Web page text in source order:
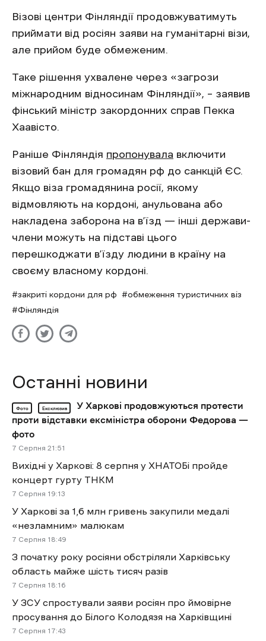
Візові центри Фінляндії продовжуватимуть
приймати від росіян заяви на гуманітарні візи,
але прийом буде обмеженим.
Таке рішення ухвалене через «загрози
міжнародним відносинам Фінляндії», – заявив
фінський міністр закордонних справ Пекка
Хаавісто.
Раніше Фінляндія пропонувала включити
візовий бан для громадян рф до санкцій ЄС.
Якщо віза громадянина росії, якому
відмовляють на кордоні, анульована або
накладена заборона на в’їзд — інші держави-
члени можуть на підставі цього
перешкоджати в’їзду людини в країну на
своєму власному кордоні.
закриті кордони для рф
обмеження туристичних віз
Фінляндія
Останні новини
Фото Ексклюзив
У Харкові продовжуються протести
проти відставки ексміністра оборони Федорова —
фото
7 Cерпня 21:51
Вихідні у Харкові: 8 серпня у ХНАТОБі пройде
концерт гурту ТНКМ
7 Cерпня 19:13
У Харкові за 1,6 млн гривень закупили медалі
«незламним» малюкам
7 Cерпня 18:49
З початку року росіяни обстріляли Харківську
область майже шість тисяч разів
7 Cерпня 18:16
У ЗСУ спростували заяви росіян про ймовірне
просування до Білого Колодязя на Харківщині
7 Cерпня 17:43